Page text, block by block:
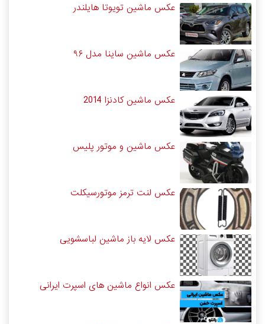
عکس ماشین تویوتا هایلندر
عکس ماشین ساینا مدل ۹۶
عکس ماشین کادنزا 2014
عکس ماشین و موتور پلیس
عکس لنت ترمز موتورسیکلت
عکس لایه باز ماشین لباسشویی
عکس انواع ماشین های اسپرت ایرانی